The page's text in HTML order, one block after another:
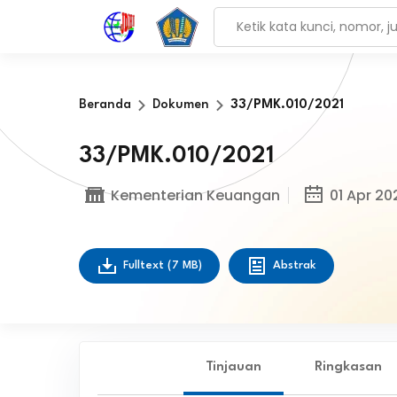
Beranda Dokumen 33/PMK.010/2021
33/PMK.010/2021
Kementerian Keuangan 01 Apr
Fulltext (7 MB) Abstrak
Tinjauan Ringkasan